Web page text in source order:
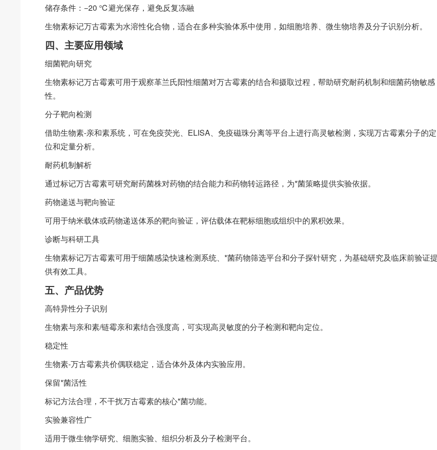
储存条件：−20 ℃避光保存，避免反复冻融
生物素标记万古霉素为水溶性化合物，适合在多种实验体系中使用，如细胞培养、微生物培养及分子识别分析。
四、主要应用领域
细菌靶向研究
生物素标记万古霉素可用于观察革兰氏阳性细菌对万古霉素的结合和摄取过程，帮助研究耐药机制和细菌药物敏感
性。
分子靶向检测
借助生物素-亲和素系统，可在免疫荧光、ELISA、免疫磁珠分离等平台上进行高灵敏检测，实现万古霉素分子的定
位和定量分析。
耐药机制解析
通过标记万古霉素可研究耐药菌株对药物的结合能力和药物转运路径，为*菌策略提供实验依据。
药物递送与靶向验证
可用于纳米载体或药物递送体系的靶向验证，评估载体在靶标细胞或组织中的累积效果。
诊断与科研工具
生物素标记万古霉素可用于细菌感染快速检测系统、*菌药物筛选平台和分子探针研究，为基础研究及临床前验证
供有效工具。
五、产品优势
高特异性分子识别
生物素与亲和素/链霉亲和素结合强度高，可实现高灵敏度的分子检测和靶向定位。
稳定性
生物素-万古霉素共价偶联稳定，适合体外及体内实验应用。
保留*菌活性
标记方法合理，不干扰万古霉素的核心*菌功能。
实验兼容性广
适用于微生物学研究、细胞实验、组织分析及分子检测平台。